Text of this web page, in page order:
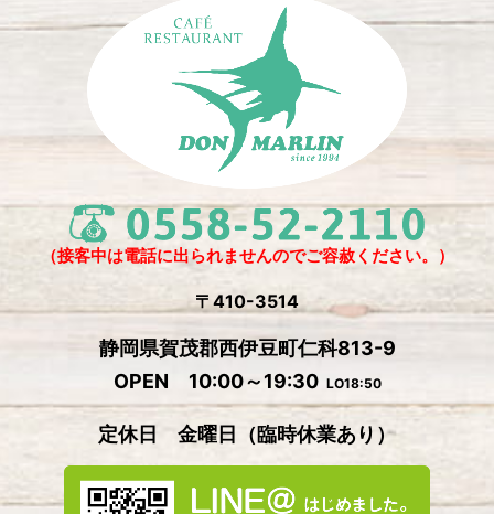
2025年4月
(2)
2025年3月
(2)
2025年2月
(6)
2024年12月
(1)
2024年11月
2024年10月(1)
2024年9月(5)
2024年8月
2024年6月
(4)
2024年5月(4)
2024年4月 (2)
2024年3月(5)
（接客中は電話に出られませんのでご容赦ください。）
〒410-3514
静岡県賀茂郡西伊豆町仁科813-9
OPEN 10:00～19:30 LO18:50
定休日 金曜日 （臨時休業あり）